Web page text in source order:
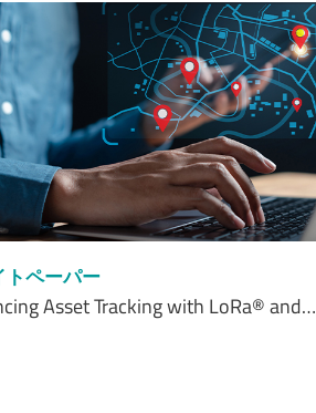
トペーパー
Asset Tracking with LoRa® and…